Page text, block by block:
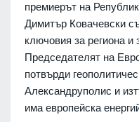
премиерът на
Димитър Ковачевски
ключовия за региона и
Председателят на
потвърди
Александруполис и
има европейска